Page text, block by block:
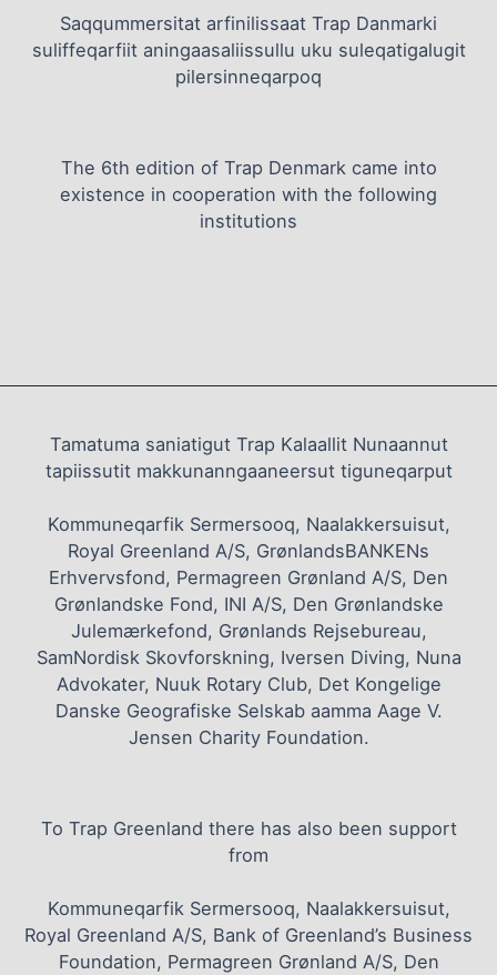
Saqqummersitat arfinilissaat Trap Danmarki
suliffeqarfiit aningaasaliissullu uku suleqatigalugit
pilersinneqarpoq
The 6th edition of Trap Denmark came into
existence in cooperation with the following
institutions
Tamatuma saniatigut Trap Kalaallit Nunaannut
tapiissutit makkunanngaaneersut tiguneqarput
Kommuneqarfik Sermersooq, Naalakkersuisut,
Royal Greenland A/S, GrønlandsBANKENs
Erhvervsfond, Permagreen Grønland A/S, Den
Grønlandske Fond, INI A/S, Den Grønlandske
Julemærkefond, Grønlands Rejsebureau,
SamNordisk Skovforskning, Iversen Diving, Nuna
Advokater, Nuuk Rotary Club, Det Kongelige
Danske Geografiske Selskab aamma Aage V.
Jensen Charity Foundation.
To Trap Greenland there has also been support
from
Kommuneqarfik Sermersooq, Naalakkersuisut,
Royal Greenland A/S, Bank of Greenland’s Business
Foundation, Permagreen Grønland A/S, Den